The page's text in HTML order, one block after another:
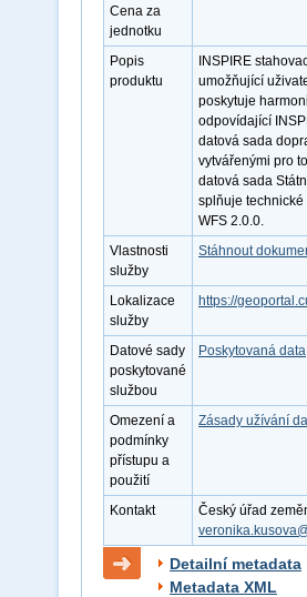
Cena za
jednotku
Popis
produktu
INSPIRE
umožňující
poskytuje
odpovídající
datová sada
vytvářenými pro
datová sada
splňuje technické
WFS 2.0.0.
Vlastnosti
služby
Stáhnout
Lokalizace
služby
https://
Datové sady
poskytované
službou
Poskytovaná data
Omezení a
podmínky
přístupu a
použití
Zásady užívání
Kontakt
Český úřad
Detailní metadata
Metadata XML